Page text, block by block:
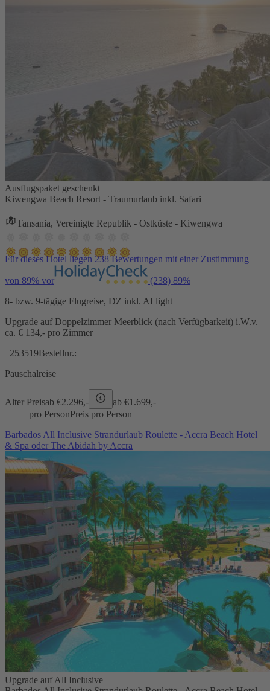
Ausflugspaket geschenkt
Kiwengwa Beach Resort - Traumurlaub inkl. Safari
Tansania, Vereinigte Republik - Ostküste - Kiwengwa
Für dieses Hotel liegen 238 Bewertungen mit einer Zustimmung
von 89% vor (238) 89%
8- bzw. 9-tägige Flugreise, DZ inkl. AI light
Upgrade auf Doppelzimmer Meerblick (nach Verfügbarkeit) i.W.v.
ca. € 134,- pro Zimmer
253519Bestellnr.:
Pauschalreise
Alter Preisab €2.296,- ab €1.699,-
pro PersonPreis pro Person
Barbados All Inclusive Strandurlaub Roulette - Accra Beach Hotel
& Spa oder The Abidah by Accra
Upgrade auf All Inclusive